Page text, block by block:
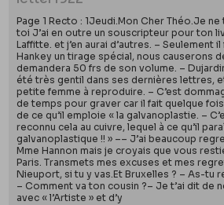
Page 1 Recto : 1Jeudi.Mon Cher Théo.Je
toi J’ai en outre un souscripteur pour ton
Laffitte. et j’en aurai d’autres. – Seulement
Hankey un tirage spécial, nous causerons
demandera 50 frs de son volume. –
été très gentil dans ses dernières lettres,
petite femme à reproduire. – C’est
de temps pour graver car il fait quelque
de ce qu’il emploie « la galvanoplastie. –
reconnu cela au cuivre, lequel à ce qu’il
galvanoplastique !! » –– J’ai beaucoup
Mme Hannon mais je croyais que vous
Paris. Transmets mes excuses et mes
Nieuport, si tu y vas.Et Bruxelles ? – As-tu
– Comment va ton cousin ?– Je t’ai dit de
avec « l’Artiste » et d’y